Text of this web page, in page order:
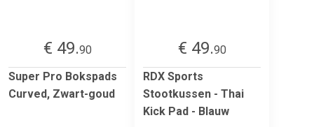
€ 49.90
Super Pro Bokspads
Curved, Zwart-goud
€ 49.90
RDX Sports
Stootkussen - Thai
Kick Pad - Blauw